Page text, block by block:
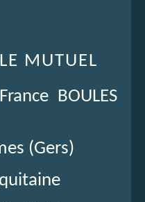
MUTUEL
BOULES
(Gers)